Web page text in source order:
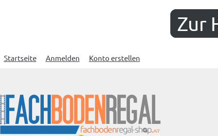
Zur
Startseite Anmelden Konto erstellen